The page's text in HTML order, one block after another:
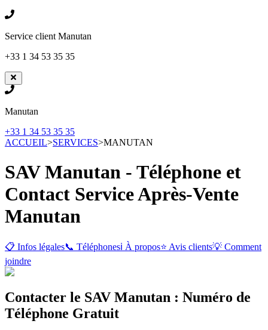
Service client Manutan
+33 1 34 53 35 35
Manutan
+33 1 34 53 35 35
ACCUEIL>SERVICES>MANUTAN
SAV Manutan - Téléphone et
Contact Service Après-Vente
Manutan
📋 Infos légales📞 Téléphonesℹ️ À propos⭐ Avis clients💡 Comment
joindre
Contacter le SAV Manutan : Numéro de
Téléphone Gratuit